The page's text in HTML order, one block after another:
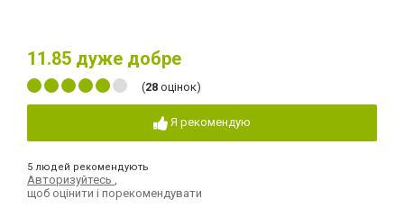
11.85 дуже добре
(28 оцінок)
Я рекомендую
5 людей рекомендують
Авторизуйтесь
щоб оцінити і порекомендувати